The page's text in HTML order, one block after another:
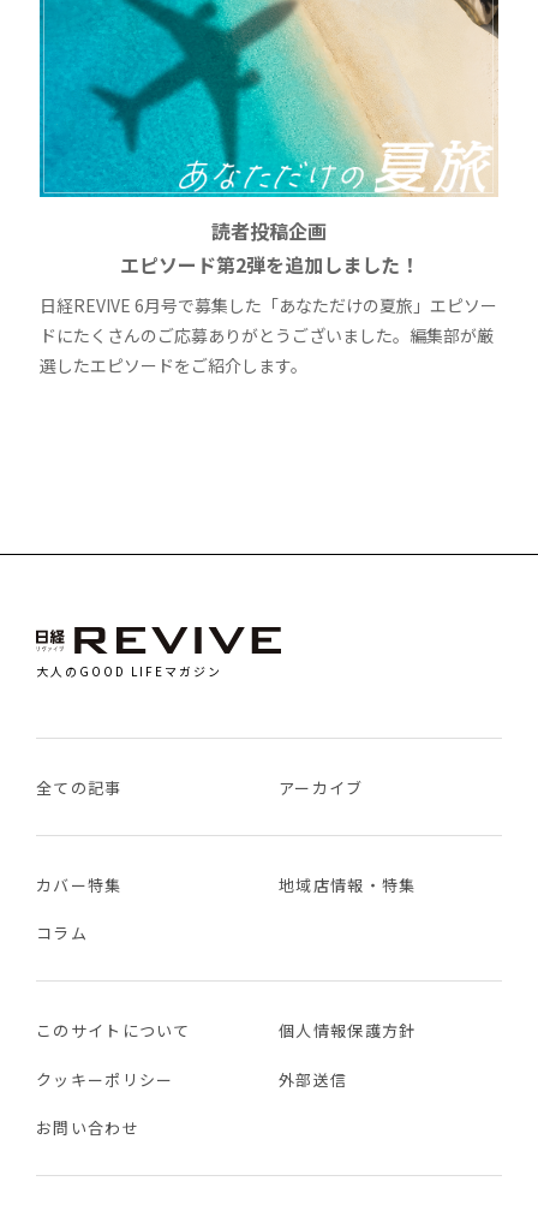
読者投稿企画
エピソード第2弾を追加しました！
日経REVIVE 6月号で募集した「あなただけの夏旅」エピソー
ドにたくさんのご応募ありがとうございました。編集部が厳
選したエピソードをご紹介します。
大人のGOOD LIFEマガジン
全ての記事 アーカイブ
カバー特集 地域店情報・特集
コラム
このサイトについて 個人情報保護方針
クッキーポリシー 外部送信
お問い合わせ